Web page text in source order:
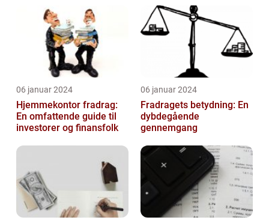
06 januar 2024
Hjemmekontor fradrag:
En omfattende guide til
investorer og finansfolk
06 januar 2024
Fradragets betydning: En
dybdegående
gennemgang